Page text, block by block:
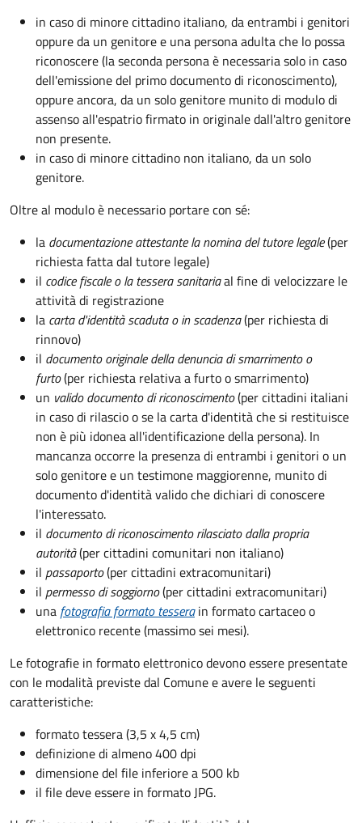
in caso di minore cittadino italiano, da entrambi i genitori
oppure da un genitore e una persona adulta che lo possa
riconoscere (la seconda persona è necessaria solo in caso
dell'emissione del primo documento di riconoscimento),
oppure ancora, da un solo genitore munito di modulo di
assenso all'espatrio firmato in originale dall'altro genitore
non presente.
in caso di minore cittadino non italiano, da un solo
genitore.
Oltre al modulo è necessario portare con sé:
la documentazioneattestante la nomina del tutore legale(per
richiesta fatta dal tutore legale)
il codice fiscale o la tessera sanitariaal fine di velocizzare le
attività di registrazione
la carta d'identità scaduta o in scadenza(per richiesta di
rinnovo)
il documento originale della denuncia di smarrimento o
furto(per richiesta relativa a furto o smarrimento)
un valido documento di riconoscimento(per cittadini italiani
in caso di rilascio o se la carta d'identità che si restituisce
non è più idonea all'identificazione della persona). In
mancanza occorre la presenza di entrambi i genitori o un
solo genitore e un testimone maggiorenne, munito di
documento d'identità valido che dichiari di conoscere
l'interessato.
il documento di riconoscimento rilasciato dalla propria
autorità(per cittadini comunitari non italiano)
il passaporto(per cittadini extracomunitari)
il permesso di soggiorno(per cittadini extracomunitari)
una fotografia formato tessera in formato cartaceo o
elettronico recente (massimo sei mesi).
Le fotografie in formato elettronico devono essere presentate
con le modalità previste dal Comune e avere le seguenti
caratteristiche:
formato tessera (3,5 x 4,5 cm)
definizione di almeno 400 dpi
dimensione del file inferiore a 500 kb
il file deve essere in formato JPG.